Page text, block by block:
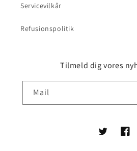
Servicevilkår
Refusionspolitik
Tilmeld dig vores
Mail
Twitter